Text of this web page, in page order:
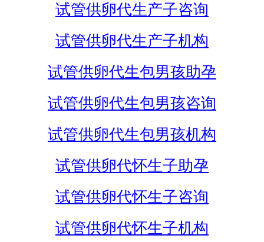
试管供卵代生产子咨询
试管供卵代生产子机构
试管供卵代生包男孩助孕
试管供卵代生包男孩咨询
试管供卵代生包男孩机构
试管供卵代怀生子助孕
试管供卵代怀生子咨询
试管供卵代怀生子机构